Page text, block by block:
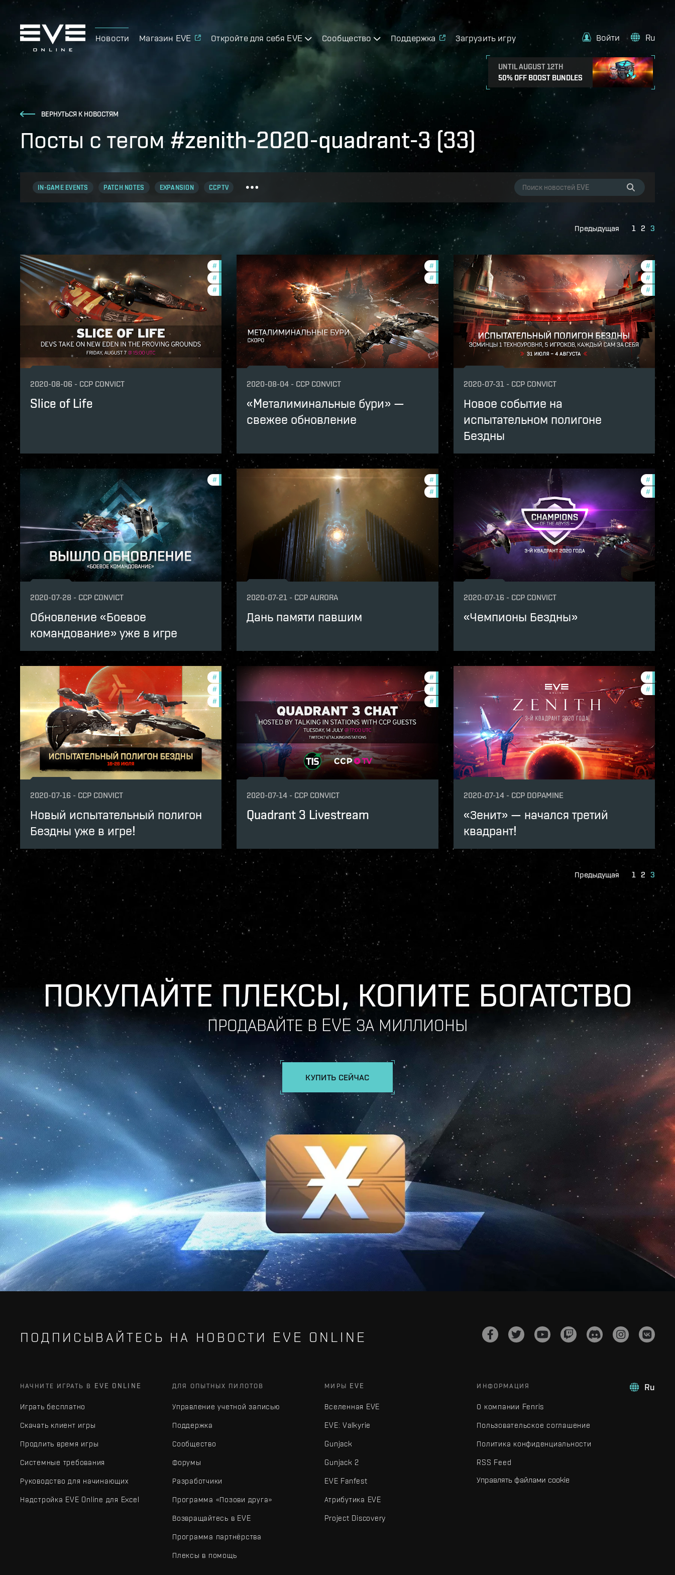
Новости Магазин EVE Откройте для себя EVE Сообщество Поддержка Загрузить игру
UNTIL AUGUST 12TH
50% OFF BOOST BUNDLES
Войти Ru
ВЕРНУТЬСЯ К НОВОСТЯМ
Посты с тегом #zenith-2020-quadrant-3 (33)
IN-GAME EVENTS PATCH NOTES EXPANSION CCPTV
Предыдущая 1 2 3
# in-game-events
#
# zenith-2020-quadrant-3
2020-08-06 - CCP CONVICT
Slice of Life
#new-features
#zenith-2020-quadrant-3
2020-08-04 - CCP CONVICT
«Mеталиминальные бури» —
свежее обновление
#pvp
#in-
#zenith-
2020-07-31 - CCP CONVICT
Новое событие на
испытательном полигоне
Бездны
# zenith-2020-quadrant-3
2020-07-28 - CCP CONVICT
Обновление «Боевое
командование» уже в игре
#community
#zenith-2020-quadrant-3
2020-07-21 - CCP AURORA
Дань памяти павшим
#zenith-
#pvp
2020-07-16 - CCP CONVICT
«Чемпионы Бездны»
# zenith-2020-quadrant-3
# pvp
# in-game-events
2020-07-16 - CCP CONVICT
Новый испытательный полигон
Бездны уже в игре!
#zenith-2020-quadrant-3
#ccptv
#quadrant-announcements
2020-07-14 - CCP CONVICT
Quadrant 3 Livestream
#
#zenith-
2020-07-14 - CCP DOPAMINE
«Зенит» — начался третий
квадрант!
Предыдущая 1 2 3
ПОКУПАЙТЕ ПЛЕКСЫ, КОПИТЕ БОГАТСТВО
ПРОДАВАЙТЕ В EVE ЗА МИЛЛИОНЫ
КУПИТЬ СЕЙЧАС
ПОДПИСЫВАЙТЕСЬ НА НОВОСТИ EVE ONLINE
Ru
НАЧНИТЕ ИГРАТЬ В EVE ONLINE
Играть бесплатно
Скачать клиент игры
Продлить время игры
Системные требования
Руководство для начинающих
Надстройка EVE Online для Excel
ДЛЯ ОПЫТНЫХ ПИЛОТОВ
Управление учетной записью
Поддержка
Сообщество
Форумы
Разработчики
Программа «Позови друга»
Возвращайтесь в EVE
Программа партнёрства
Плексы в помощь
МИРЫ EVE
Вселенная EVE
EVE: Valkyrie
Gunjack
Gunjack 2
EVE Fanfest
Атрибутика EVE
Project Discovery
ИНФОРМАЦИЯ
О компании Fenris
Пользовательское соглашение
Политика конфиденциальности
RSS Feed
Управлять файлами cookie